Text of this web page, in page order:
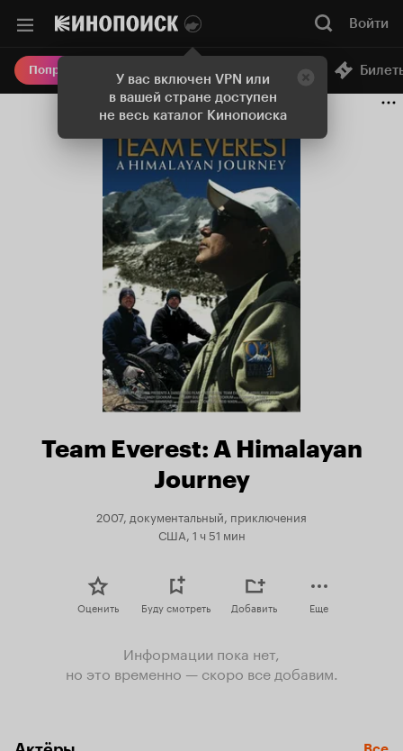
У вас включен VPN или
в вашей стране доступен
не весь каталог Кинопоиска
Войти
Попробовать Плюс Онлайн-кинотеатр
Team Everest: A Himalayan
Journey
2007, документальный, приключения
США, 1 ч 51 мин
Оценить Буду смотреть Добавить Еще
Информации пока нет,
но это временно — скоро все добавим.